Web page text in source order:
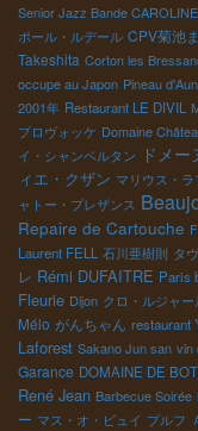
Senior Jazz Bande CAROLINE
ポール・ルデール CPV菊池
Takeshita Corton les
occupe au Japon Pineau
2001年 Restaurant LE DIVIL
プロヴォッケ Domaine
イ・シャンベルタン
ドメ
ィエ・クザン マリウス・ラ
ャトー・プレザンス
Repaire de Cartouche
Laurent FELL 石川亜樹則 タ
レ Rémi DUFAITRE Paris
Fleurie Dijon クロ・ルジャ
Mélo がんちゃん restaurant
Laforest Sakano Jun san vin
Garance DOMAINE DE
René Jean Barbecue Soirée
ー マス・オ・ビュイ プルフ